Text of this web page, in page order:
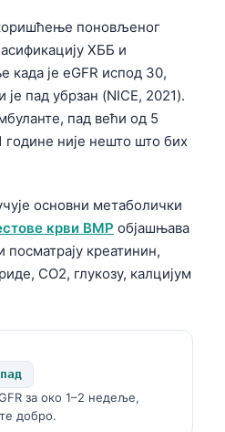
поновљеног
ХББ и
када је eGFR испод 30,
је пад убрзан (NICE, 2021).
пад већи од 5
године није нешто што бих
основни метаболички
крви BMP објашњава
креатинин,
CO2, глукозу, калцијум
за око 1–2 недеље,
добро.